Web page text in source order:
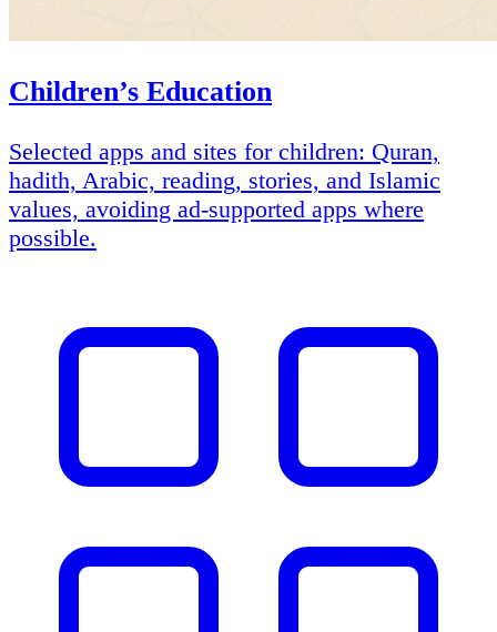
Children’s Education
Selected apps and sites for children: Quran,
hadith, Arabic, reading, stories, and Islamic
values, avoiding ad-supported apps where
possible.